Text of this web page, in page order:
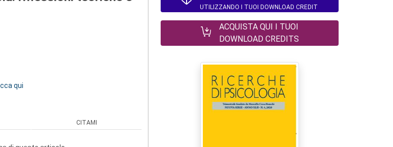
qui
CITAMI
UTILIZZANDO I TUOI DOWNLOAD CREDIT
ACQUISTA QUI I TUOI
DOWNLOAD CREDITS